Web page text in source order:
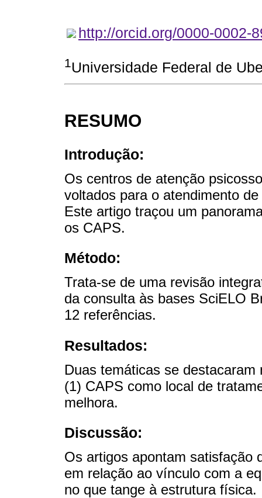
http://orcid.org/0000-0002-
1 Universidade Federal de
RESUMO
Introdução:
Os centros de atenção
voltados para o atendimento
Este artigo traçou um
os CAPS.
Método:
Trata-se de uma revisão
da consulta às bases SciELO
12 referências.
Resultados:
Duas temáticas se
(1) CAPS como local de
melhora.
Discussão:
Os artigos apontam satisfação
em relação ao vínculo com a
no que tange à estrutura física.